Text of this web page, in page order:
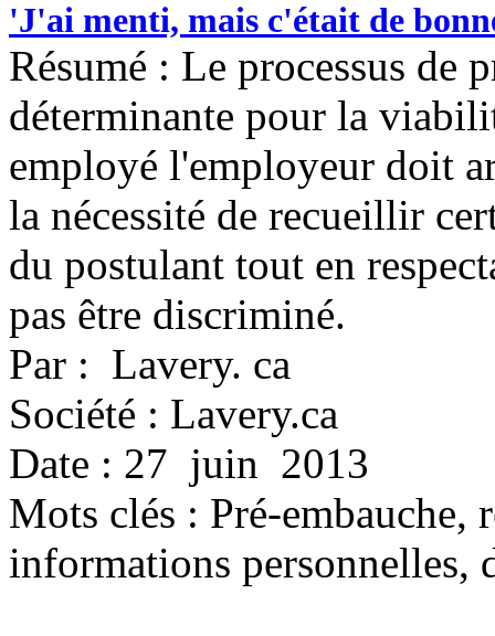
'J'ai menti, mais c'était de
Résumé : Le processus de
déterminante pour la
employé l'employeur doit
la nécessité de recueillir
du postulant tout en
pas être discriminé.
Par : Lavery. ca
Société : Lavery.ca
Date : 27 juin 2013
Mots clés : Pré-embauche,
informations personnelles,